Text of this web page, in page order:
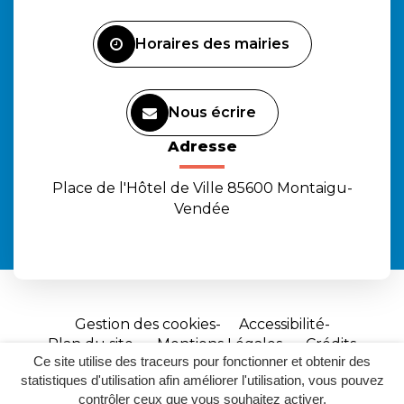
Ce site utilise des traceurs pour fonctionner et obtenir des
statistiques d'utilisation afin améliorer l'utilisation, vous pouvez
contrôler ceux que vous souhaitez activer.
Horaires des mairies
Nous écrire
Adresse
Place de l'Hôtel de Ville 85600 Montaigu-
Vendée
Gestion des cookies
Accessibilité
Plan du site
Mentions Légales
Crédits
Site
réalisé